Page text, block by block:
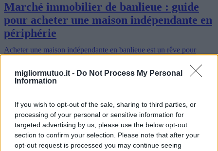
migliormutuo.it - Do Not Process My Personal
Information
If you wish to opt-out of the sale, sharing to third parties, or
processing of your personal or sensitive information for
targeted advertising by us, please use the below opt-out
section to confirm your selection. Please note that after your
opt-out request is processed you may continue seeing
Marché immobilier de banlieue : guide
pour acheter une maison indépendante en
périphérie
Acheter une maison indépendante en banlieue est un rêve pour
comprendre les options, les coûts et les défis est essentiel pour
prendre un…
Lire la suite